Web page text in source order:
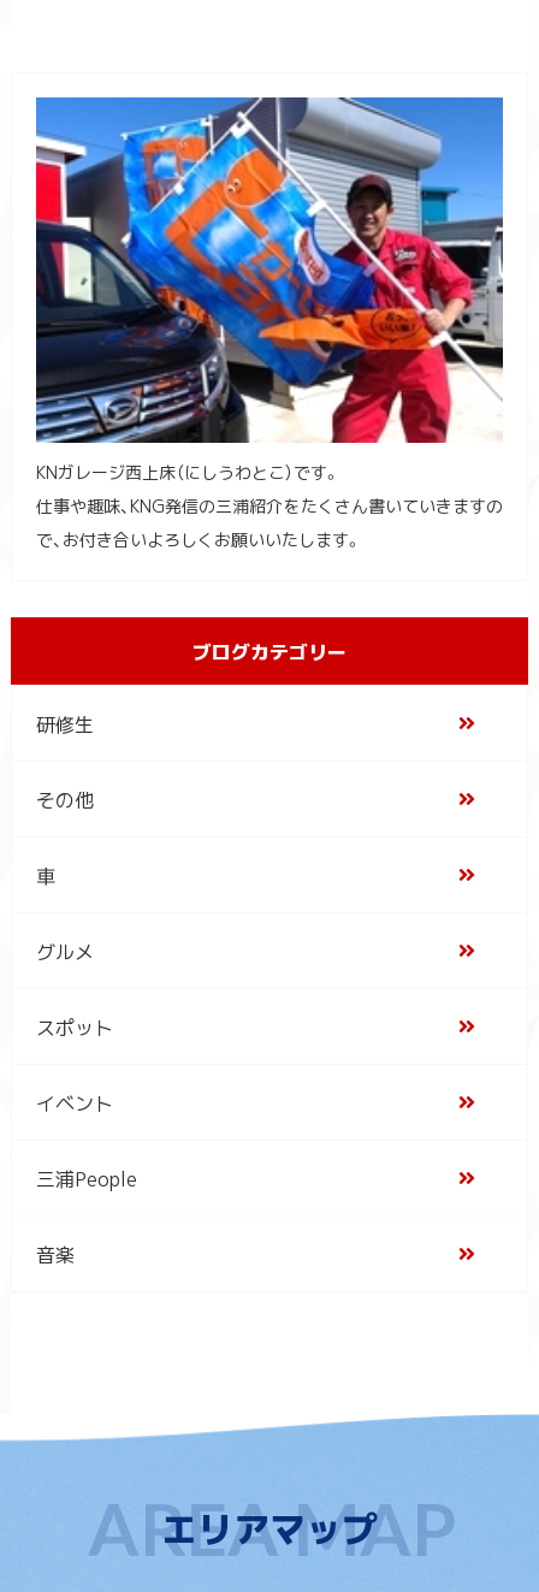
KNガレージ西上床（にしうわとこ）です。
仕事や趣味、KNG発信の三浦紹介をたくさん書いていきますの
で、お付き合いよろしくお願いいたします。
ブログカテゴリー
研修生
その他
車
グルメ
スポット
イベント
三浦People
音楽
エリアマップ